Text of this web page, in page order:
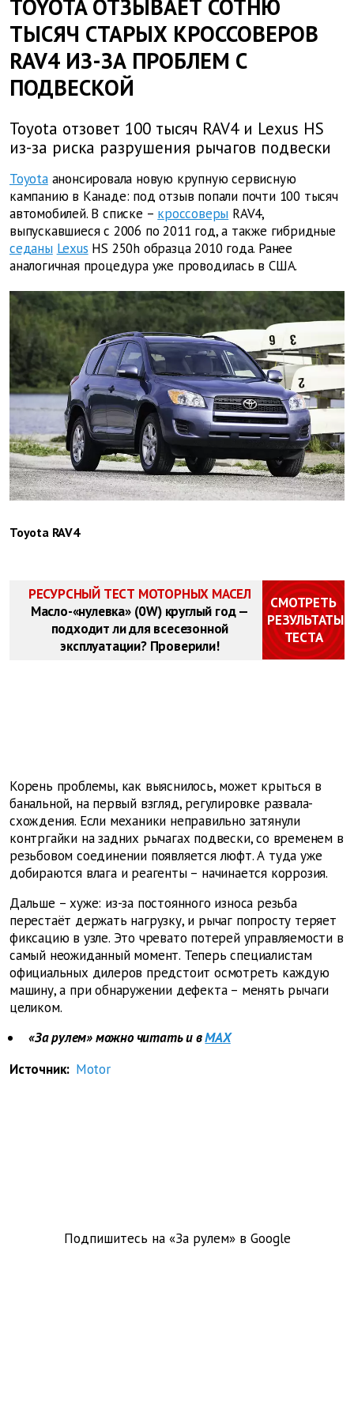
TOYOTA ОТЗЫВАЕТ СОТНЮ
ТЫСЯЧ СТАРЫХ КРОССОВЕРОВ
RAV4 ИЗ-ЗА ПРОБЛЕМ С
ПОДВЕСКОЙ
Toyota отзовет 100 тысяч RAV4 и Lexus HS
из-за риска разрушения рычагов подвески
Toyotaанонсировала новую крупную сервисную
кампанию в Канаде: под отзыв попали почти 100 тысяч
автомобилей. В списке – кроссоверы RAV4,
выпускавшиеся с 2006 по 2011 год, а также гибридные
седаны Lexus HS 250h образца 2010 года. Ранее
аналогичная процедура уже проводилась в США.
Toyota RAV4
РЕСУРСНЫЙ ТЕСТ МОТОРНЫХ МАСЕЛ
Масло-«нулевка» (0W) круглый год —
подходит ли для всесезонной
эксплуатации? Проверили!
СМОТРЕТЬ
РЕЗУЛЬТАТЫ
ТЕСТА
Корень проблемы, как выяснилось, может крыться в
банальной, на первый взгляд, регулировке развала-
схождения. Если механики неправильно затянули
контргайки на задних рычагах подвески, со временем в
резьбовом соединении появляется люфт. А туда уже
добираются влага и реагенты – начинается коррозия.
Дальше – хуже: из-за постоянного износа резьба
перестаёт держать нагрузку, и рычаг попросту теряет
фиксацию в узле. Это чревато потерей управляемости в
самый неожиданный момент. Теперь специалистам
официальных дилеров предстоит осмотреть каждую
машину, а при обнаружении дефекта – менять рычаги
целиком.
«За рулем» можно читать и вMAX
Источник: Motor
Подпишитесь на «За рулем» в Google